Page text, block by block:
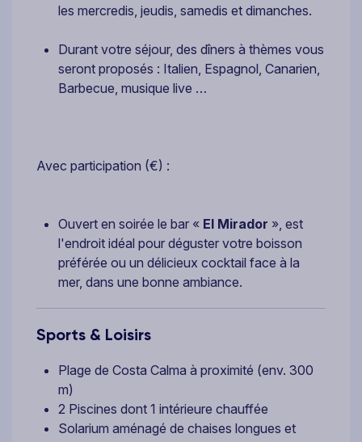
les mercredis, jeudis, samedis et dimanches.
Durant votre séjour, des dîners à thèmes vous
seront proposés : Italien, Espagnol, Canarien,
Barbecue, musique live …
Avec participation (€) :
Ouvert en soirée le bar « El Mirador », est
l'endroit idéal pour déguster votre boisson
préférée ou un délicieux cocktail face à la
mer, dans une bonne ambiance.
Sports & Loisirs
Plage de Costa Calma à proximité (env. 300
m)
2 Piscines dont 1 intérieure chauffée
Solarium aménagé de chaises longues et